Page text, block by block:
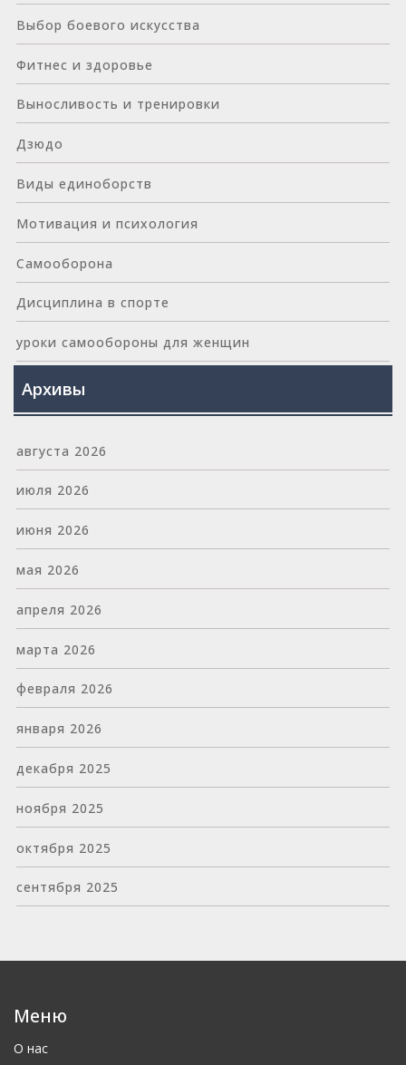
Выбор боевого искусства
Фитнес и здоровье
Выносливость и тренировки
Дзюдо
Виды единоборств
Мотивация и психология
Самооборона
Дисциплина в спорте
уроки самообороны для женщин
Архивы
августа 2026
июля 2026
июня 2026
мая 2026
апреля 2026
марта 2026
февраля 2026
января 2026
декабря 2025
ноября 2025
октября 2025
сентября 2025
Меню
О нас